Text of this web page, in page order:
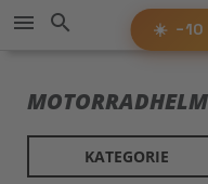
−10%
☀️ −10
menu search
KATEGORIE